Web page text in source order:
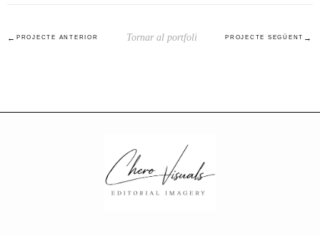
PROJECTE ANTERIOR Tornar al portfoli PROJECTE SEGÜENT